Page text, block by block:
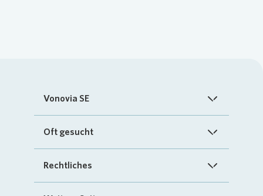
Vonovia SE
Startseite
Investoren
Oft gesucht
FAQ
Rechtliches
Impressum